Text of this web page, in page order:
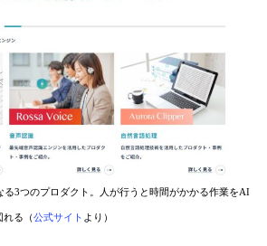
3つのプロダクト。人が行うと時間がかかる作業をAI
れる（公式サイト より）